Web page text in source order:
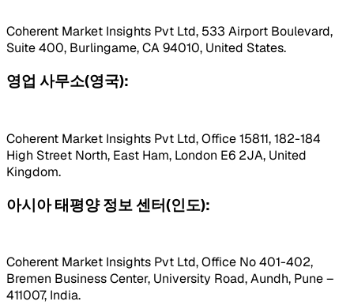
Coherent Market Insights Pvt Ltd, 533 Airport Boulevard,
Suite 400, Burlingame, CA 94010, United States.
영업 사무소(영국):
Coherent Market Insights Pvt Ltd, Office 15811, 182-184
High Street North, East Ham, London E6 2JA, United
Kingdom.
아시아 태평양 정보 센터(인도):
Coherent Market Insights Pvt Ltd, Office No 401-402,
Bremen Business Center, University Road, Aundh, Pune –
411007, India.